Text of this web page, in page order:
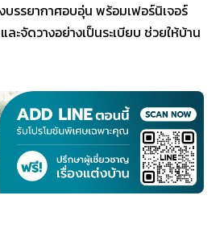
บรรยากาศอบอุ่น พร้อมเฟอร์นิเจอร์
ะจัดวางอย่างเป็นระเบียบ ช่วยให้บ้าน